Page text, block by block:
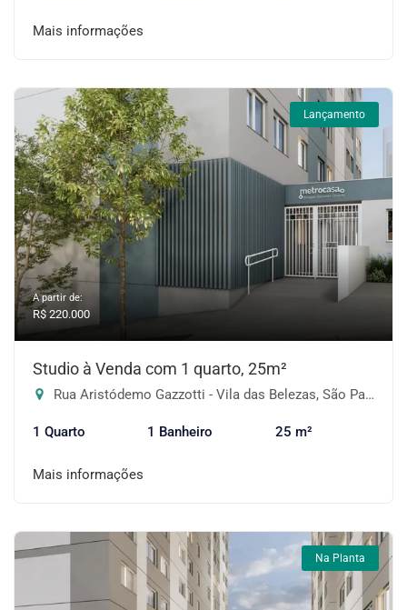
Mais informações
Lançamento
A partir de:
R$ 220.000
Studio à Venda com 1 quarto, 25m²
Rua Aristódemo Gazzotti - Vila das Belezas, São Paulo-SP
1 Quarto 1 Banheiro 25 m²
Mais informações
Na Planta